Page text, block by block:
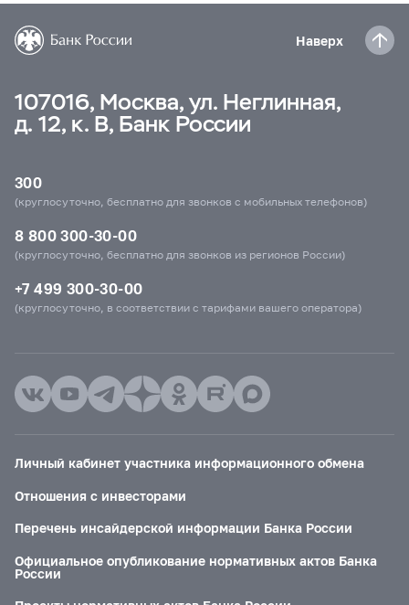
Наверх
107016, Москва, ул. Неглинная,
д. 12, к. В, Банк России
300
(круглосуточно, бесплатно для звонков с мобильных телефонов)
8 800 300-30-00
(круглосуточно, бесплатно для звонков из регионов России)
+7 499 300-30-00
(круглосуточно, в соответствии с тарифами вашего оператора)
Личный кабинет участника информационного обмена
Отношения с инвесторами
Перечень инсайдерской информации Банка России
Официальное опубликование нормативных актов Банка
России